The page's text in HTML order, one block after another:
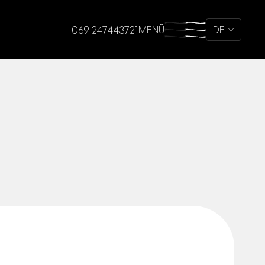
069 247443721MENÜ DE